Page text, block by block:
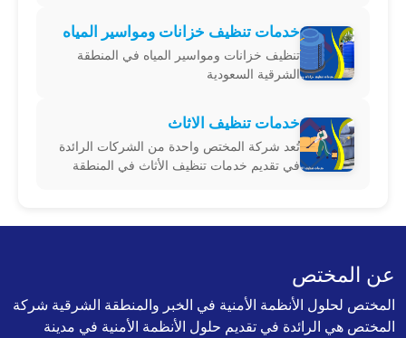
والرطوبة.
خدمات تنظيف خزانات ومواسير المياه
تنظيف خزانات ومواسير المياه في المنطقة
الشرقية السعودية
خدمات تنظيف الاثاث
تُعد شركة المختص واحدة من الشركات الرائدة
في تقديم خدمات تنظيف الأثاث في المنطقة
الباطن، الجبيل، القطيف، الخبر، الخفجي، رأس
عن المختص
المختص لحلول الأنظمة الأمنية في الخبر والمنطقة الشرقية شركة
المختص هي الرائدة في تقديم حلول الأنظمة الأمنية في مدينة